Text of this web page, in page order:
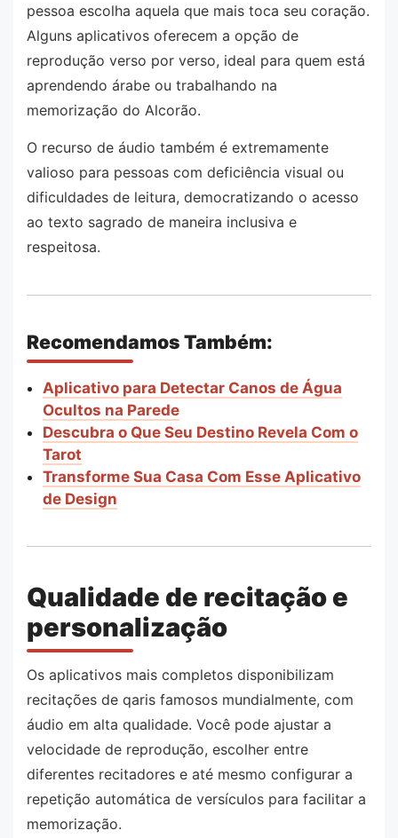
pessoa escolha aquela que mais toca seu coração.
Alguns aplicativos oferecem a opção de
reprodução verso por verso, ideal para quem está
aprendendo árabe ou trabalhando na
memorização do Alcorão.
O recurso de áudio também é extremamente
valioso para pessoas com deficiência visual ou
dificuldades de leitura, democratizando o acesso
ao texto sagrado de maneira inclusiva e
respeitosa.
Recomendamos Também:
Aplicativo para Detectar Canos de Água
Ocultos na Parede
Descubra o Que Seu Destino Revela Com o
Tarot
Transforme Sua Casa Com Esse Aplicativo
de Design
Qualidade de recitação e
personalização
Os aplicativos mais completos disponibilizam
recitações de qaris famosos mundialmente, com
áudio em alta qualidade. Você pode ajustar a
velocidade de reprodução, escolher entre
diferentes recitadores e até mesmo configurar a
repetição automática de versículos para facilitar a
memorização.